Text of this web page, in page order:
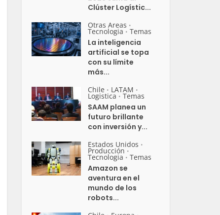
Clúster Logístic...
Otras Areas •
Tecnologia • Temas
La inteligencia
artificial se topa
con su límite
más...
Chile • LATAM •
Logistica • Temas
SAAM planea un
futuro brillante
con inversión y...
Estados Unidos •
Producción •
Tecnologia • Temas
Amazon se
aventura en el
mundo de los
robots...